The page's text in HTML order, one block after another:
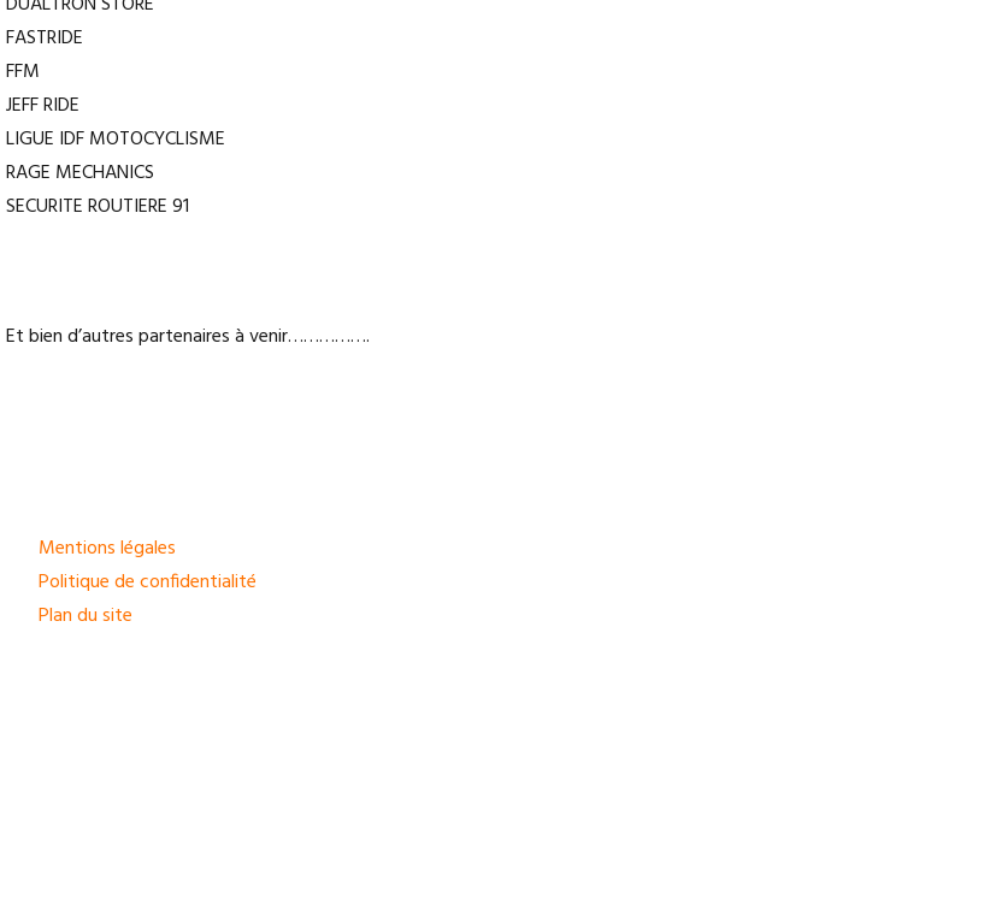
FASTRIDE
FFM
JEFF RIDE
LIGUE IDF MOTOCYCLISME
RAGE MECHANICS
SECURITE ROUTIERE 91
Et bien d’autres partenaires à venir…………….
Mentions légales
Politique de confidentialité
Plan du site